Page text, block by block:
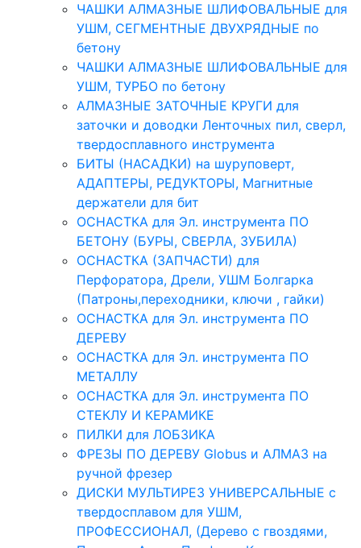
ЧАШКИ АЛМАЗНЫЕ ШЛИФОВАЛЬНЫЕ для
УШМ, СЕГМЕНТНЫЕ ДВУХРЯДНЫЕ по
бетону
ЧАШКИ АЛМАЗНЫЕ ШЛИФОВАЛЬНЫЕ для
УШМ, ТУРБО по бетону
АЛМАЗНЫЕ ЗАТОЧНЫЕ КРУГИ для
заточки и доводки Ленточных пил, сверл,
твердосплавного инструмента
БИТЫ (НАСАДКИ) на шуруповерт,
АДАПТЕРЫ, РЕДУКТОРЫ, Магнитные
держатели для бит
ОСНАСТКА для Эл. инструмента ПО
БЕТОНУ (БУРЫ, СВЕРЛА, ЗУБИЛА)
ОСНАСТКА (ЗАПЧАСТИ) для
Перфоратора, Дрели, УШМ Болгарка
(Патроны,переходники, ключи , гайки)
ОСНАСТКА для Эл. инструмента ПО
ДЕРЕВУ
ОСНАСТКА для Эл. инструмента ПО
МЕТАЛЛУ
ОСНАСТКА для Эл. инструмента ПО
СТЕКЛУ И КЕРАМИКЕ
ПИЛКИ для ЛОБЗИКА
ФРЕЗЫ ПО ДЕРЕВУ Globus и АЛМАЗ на
ручной фрезер
ДИСКИ МУЛЬТИРЕЗ УНИВЕРСАЛЬНЫЕ с
твердосплавом для УШМ,
ПРОФЕССИОНАЛ, (Дерево с гвоздями,